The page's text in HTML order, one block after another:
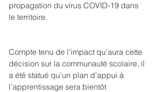
propagation du virus COVID-19 dans
le territoire.
Compte tenu de l’impact qu’aura cette
décision sur la communauté scolaire, il
a été statué qu’un plan d’appui à
l’apprentissage sera bientôt